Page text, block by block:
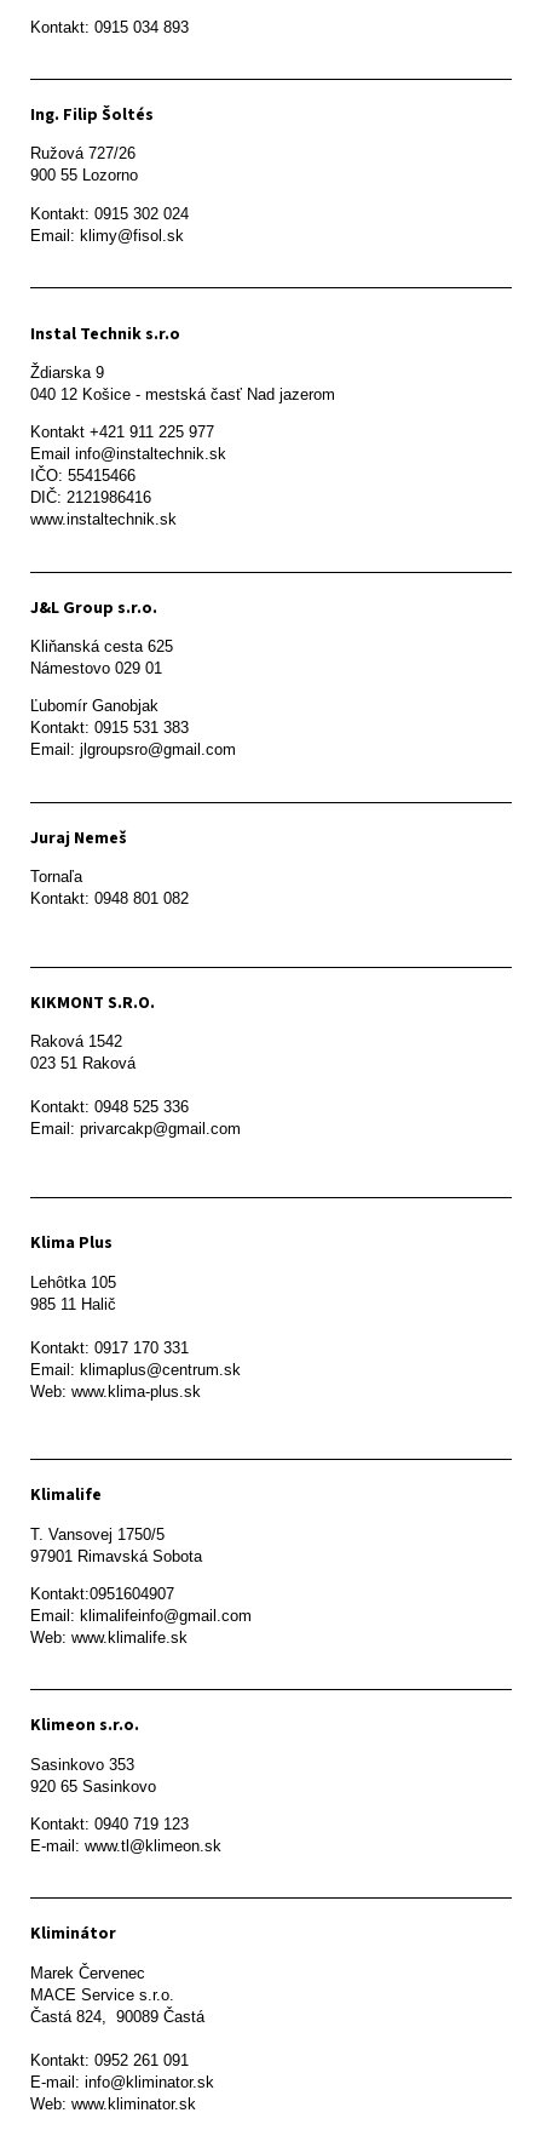
Ing. Filip Šoltés
Ružová 727/26
900 55 Lozorno
Kontakt: 0915 302 024
Email: klimy@fisol.sk
Instal Technik s.r.o
Ždiarska 9
Kontakt +421 911 225 977
Email info@instaltechnik.sk
IČO: 55415466
DIČ: 2121986416
www.instaltechnik.sk
J&L Group s.r.o.
Kliňanská cesta 625
Námestovo 029 01
Ľubomír Ganobjak
Kontakt: 0915 531 383
Email: jlgroupsro@gmail.com
Juraj Nemeš
Tornaľa
Kontakt: 0948 801 082
KIKMONT S.R.O.
Raková 1542
023 51 Raková
Kontakt: 0948 525 336
Email: privarcakp@gmail.com
Klima Plus
Lehôtka 105
985 11 Halič
Kontakt: 0917 170 331
Email: klimaplus@centrum.sk
Klimalife
T. Vansovej 1750/5
97901 Rimavská Sobota
Kontakt:0951604907
Email: klimalifeinfo@gmail.com
Web: www.klimalife.sk
Klimeon s.r.o.
Sasinkovo 353
920 65 Sasinkovo
Kontakt: 0940 719 123
E-mail: www.tl@klimeon.sk
Kliminátor
Marek Červenec
MACE Service s.r.o.
Častá 824,  90089 Častá
Kontakt: 0952 261 091
E-mail: info@kliminator.sk
Web: www.kliminator.sk